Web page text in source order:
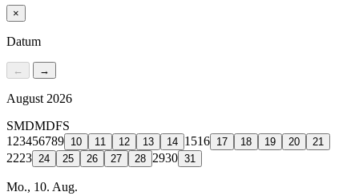
×
Datum
← →
August 2026
SMDMDFS
1 23456789 10 11 12 13 14 1516 17 18 19 20 21
2223 24 25 26 27 28 2930 31
Mo., 10. Aug.